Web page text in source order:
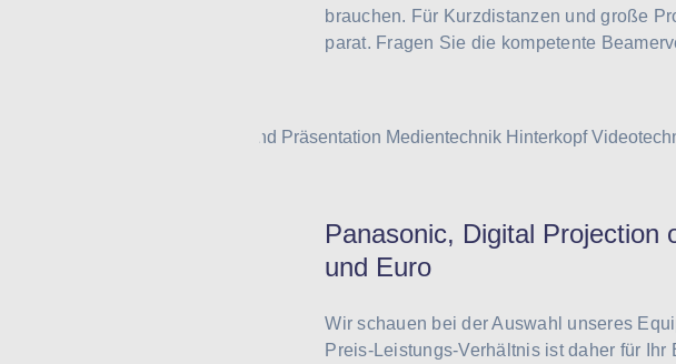
brauchen. Für Kurzdistanzen und große
parat. Fragen Sie die kompetente
Panasonic, Digital Projection
und Euro
Wir schauen bei der Auswahl unseres
Preis-Leistungs-Verhältnis ist daher für